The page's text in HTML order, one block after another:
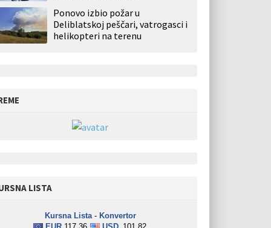
Ponovo izbio požar u
Deliblatskoj peščari, vatrogasci i
helikopteri na terenu
LISTA